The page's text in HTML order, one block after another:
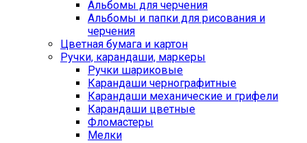
Альбомы для черчения
Альбомы и папки для рисования и
черчения
Цветная бумага и картон
Ручки, карандаши, маркеры
Ручки шариковые
Карандаши чернографитные
Карандаши механические и грифели
Карандаши цветные
Фломастеры
Мелки